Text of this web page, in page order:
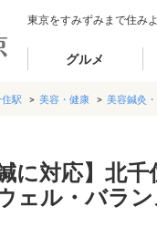
東京をすみずみまで住み
グルメ
駅 美容・健康 美容鍼灸
に対応】北
ェル・バラン